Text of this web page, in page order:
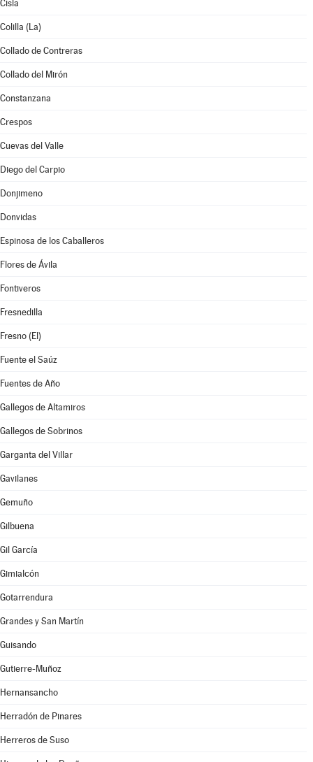
Cisla
Colilla (La)
Collado de Contreras
Collado del Mirón
Constanzana
Crespos
Cuevas del Valle
Diego del Carpio
Donjimeno
Donvidas
Espinosa de los Caballeros
Flores de Ávila
Fontiveros
Fresnedilla
Fresno (El)
Fuente el Saúz
Fuentes de Año
Gallegos de Altamiros
Gallegos de Sobrinos
Garganta del Villar
Gavilanes
Gemuño
Gilbuena
Gil García
Gimialcón
Gotarrendura
Grandes y San Martín
Guisando
Gutierre-Muñoz
Hernansancho
Herradón de Pinares
Herreros de Suso